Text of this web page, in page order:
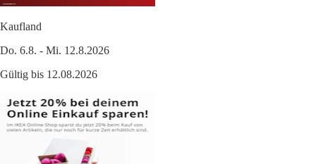
Kaufland
Do. 6.8. - Mi. 12.8.2026
Gültig bis 12.08.2026